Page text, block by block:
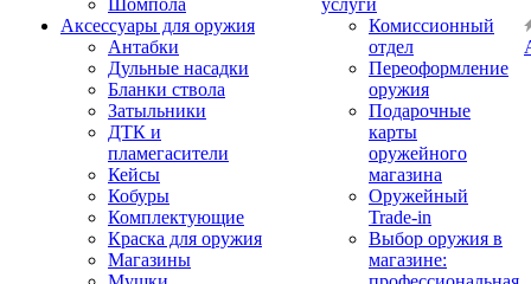
Шомпола
Аксессуары для оружия
Антабки
Дульные насадки
Бланки ствола
Затыльники
ДТК и
пламегасители
Кейсы
Кобуры
Комплектующие
Краска для оружия
Магазины
услуги
Комиссионный
отдел
Переоформление
оружия
Подарочные
карты
оружейного
магазина
Оружейный
Trade-in
Выбор оружия в
магазине: